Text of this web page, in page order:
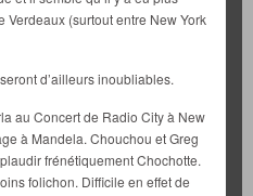
Verdeaux (surtout entre New York
d’ailleurs inoubliables.
au Concert de Radio City à New
à Mandela. Chouchou et Greg
frénétiquement Chochotte.
folichon. Difficile en effet de